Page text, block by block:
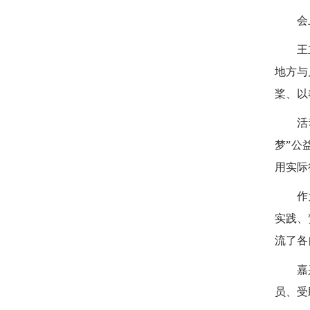
会
地方
桨、以
梦”公
用实际
作
实践
流了各
嘉
员、